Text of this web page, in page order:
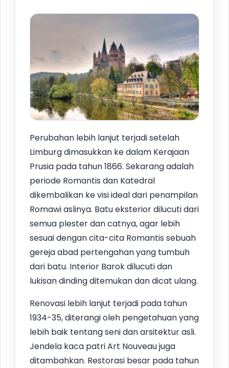
Perubahan lebih lanjut terjadi setelah
Limburg dimasukkan ke dalam Kerajaan
Prusia pada tahun 1866. Sekarang adalah
periode Romantis dan Katedral
dikembalikan ke visi ideal dari penampilan
Romawi aslinya. Batu eksterior dilucuti dari
semua plester dan catnya, agar lebih
sesuai dengan cita-cita Romantis sebuah
gereja abad pertengahan yang tumbuh
dari batu. Interior Barok dilucuti dan
lukisan dinding ditemukan dan dicat ulang.
Renovasi lebih lanjut terjadi pada tahun
1934-35, diterangi oleh pengetahuan yang
lebih baik tentang seni dan arsitektur asli.
Jendela kaca patri Art Nouveau juga
ditambahkan. Restorasi besar pada tahun